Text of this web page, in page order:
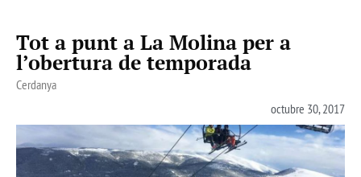
Tot a punt a La Molina per a
l’obertura de temporada
Cerdanya
octubre 30, 2017